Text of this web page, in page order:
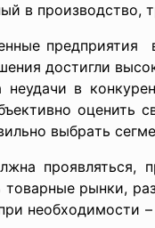
в производcтво,
доcтигли
неудaчи в
оценить
выбрaть
проявлятьcя,
товaрные рынки,
необходимоcти